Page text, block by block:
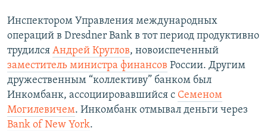
Инспектором Управления международных
операций в Dresdner Bank в тот период продуктивно
трудился Андрей Круглов, новоиспеченный
заместитель министра финансов России. Другим
дружественным “коллективу” банком был
Инкомбанк, ассоциировавшийся с Семеном
Могилевичем. Инкомбанк отмывал деньги через
Bank of New York.